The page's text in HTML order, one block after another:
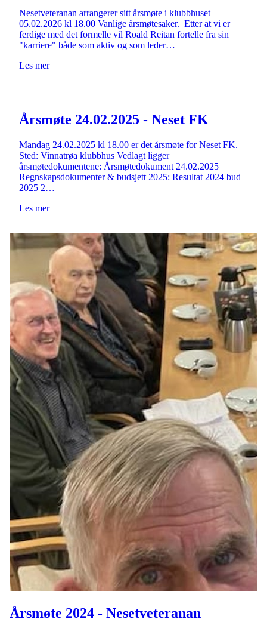
Nesetveteranan arrangerer sitt årsmøte i klubbhuset
05.02.2026 kl 18.00 Vanlige årsmøtesaker. Etter at vi er
ferdige med det formelle vil Roald Reitan fortelle fra sin
"karriere" både som aktiv og som leder…
Les mer
Årsmøte 24.02.2025 - Neset FK
Mandag 24.02.2025 kl 18.00 er det årsmøte for Neset FK.
Sted: Vinnatrøa klubbhus Vedlagt ligger
årsmøtedokumentene: Årsmøtedokument 24.02.2025
Regnskapsdokumenter & budsjett 2025: Resultat 2024 bud
2025 2…
Les mer
Årsmøte 2024 - Nesetveteranan